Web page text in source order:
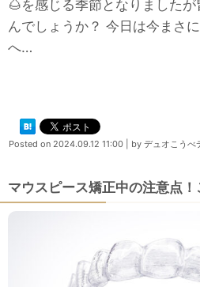
🌰を感じる季節となりました
んでしょうか？ 今日は今まさ
へ…
Posted on 2024.09.12 11:00 by デュオこうべ
マウスピース矯正中の注意点！